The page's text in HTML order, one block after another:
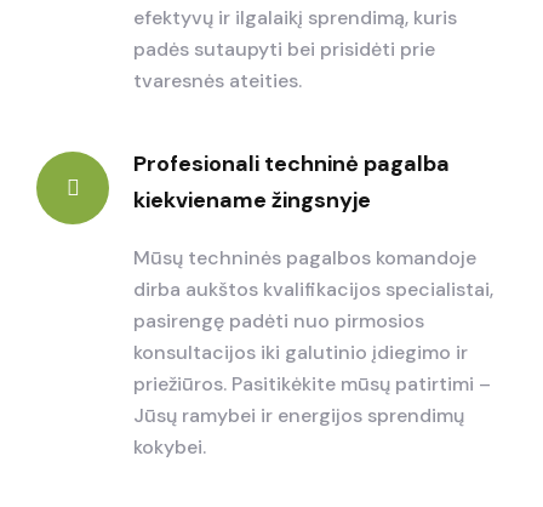
efektyvų ir ilgalaikį sprendimą, kuris
padės sutaupyti bei prisidėti prie
tvaresnės ateities.
Profesionali techninė pagalba
kiekviename žingsnyje
Mūsų techninės pagalbos komandoje
dirba aukštos kvalifikacijos specialistai,
pasirengę padėti nuo pirmosios
konsultacijos iki galutinio įdiegimo ir
priežiūros. Pasitikėkite mūsų patirtimi –
Jūsų ramybei ir energijos sprendimų
kokybei.